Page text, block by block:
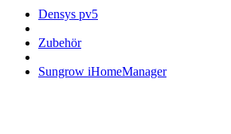
Densys pv5
Zubehör
Sungrow iHomeManager